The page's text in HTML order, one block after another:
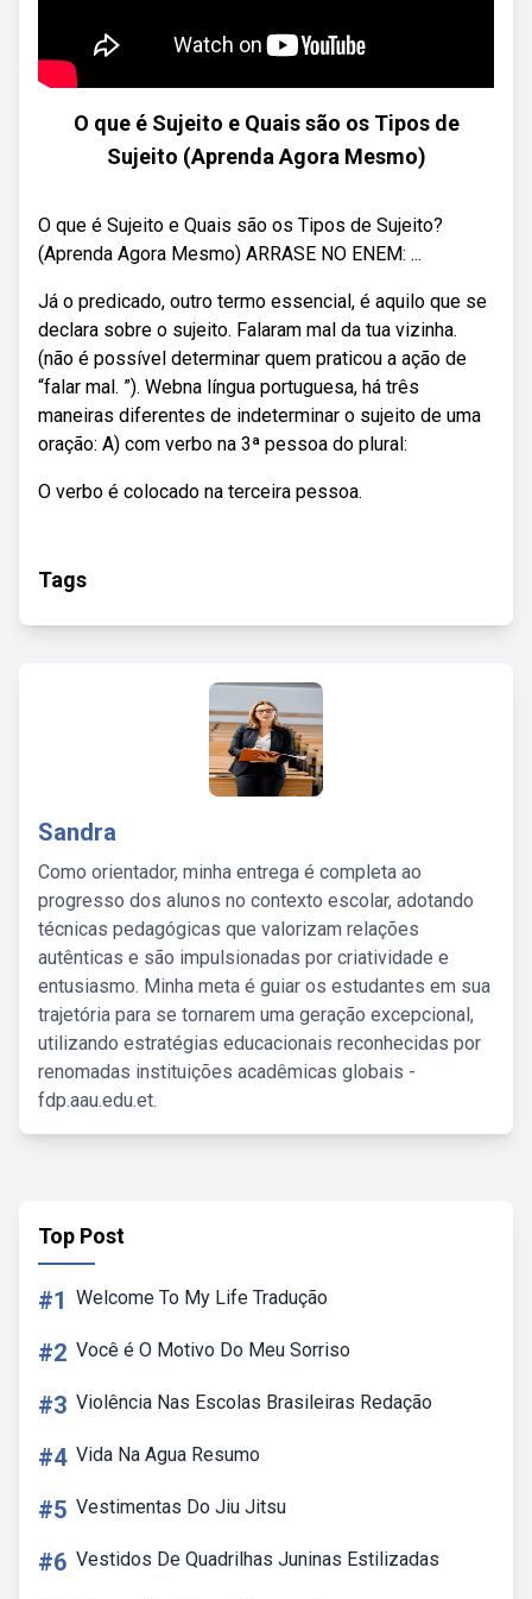
O que é Sujeito e Quais são os Tipos de
Sujeito (Aprenda Agora Mesmo)
O que é Sujeito e Quais são os Tipos de Sujeito?
(Aprenda Agora Mesmo) ARRASE NO ENEM: ...
Já o predicado, outro termo essencial, é aquilo que se
declara sobre o sujeito. Falaram mal da tua vizinha.
(não é possível determinar quem praticou a ação de
“falar mal. ”). Webna língua portuguesa, há três
maneiras diferentes de indeterminar o sujeito de uma
oração: A) com verbo na 3ª pessoa do plural:
O verbo é colocado na terceira pessoa.
Tags
Sandra
Como orientador, minha entrega é completa ao
progresso dos alunos no contexto escolar, adotando
técnicas pedagógicas que valorizam relações
autênticas e são impulsionadas por criatividade e
entusiasmo. Minha meta é guiar os estudantes em sua
trajetória para se tornarem uma geração excepcional,
utilizando estratégias educacionais reconhecidas por
renomadas instituições acadêmicas globais -
fdp.aau.edu.et.
Top Post
#1 Welcome To My Life Tradução
#2 Você é O Motivo Do Meu Sorriso
#3 Violência Nas Escolas Brasileiras Redação
#4 Vida Na Agua Resumo
#5 Vestimentas Do Jiu Jitsu
#6 Vestidos De Quadrilhas Juninas Estilizadas